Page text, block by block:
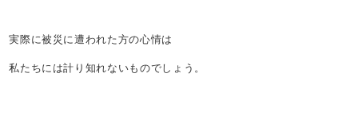
実際に被災に遭われた方の心情は
私たちには計り知れないものでしょう。